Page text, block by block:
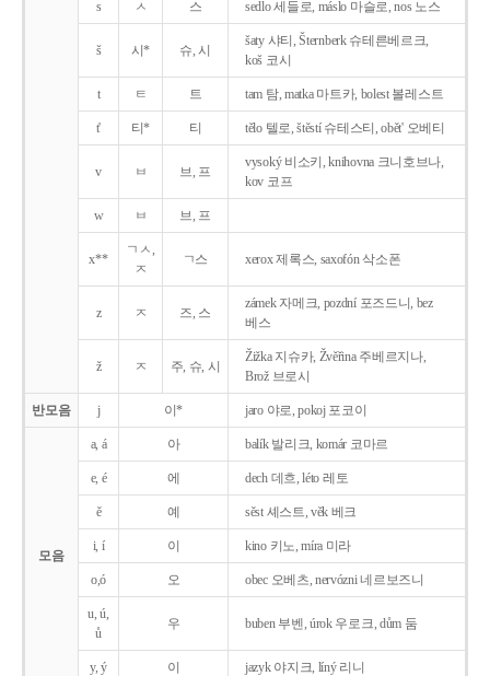
s ㅅ 스 sedlo 세들로, máslo 마슬로, nos 노스
š 시* 슈, 시
šaty 샤티, Šternberk 슈테른베르크,
koš 코시
t ㅌ 트 tam 탐, matka 마트카, bolest 볼레스트
t' 티* 티 tělo 텔로, štěstí 슈테스티, obět' 오베티
v ㅂ 브, 프
vysoký 비소키, knihovna 크니호브나,
kov 코프
w ㅂ 브, 프
x**
ㄱㅅ,
ㅈ
ㄱ스 xerox 제록스, saxofón 삭소폰
z ㅈ 즈, 스
zámek 자메크, pozdní 포즈드니, bez
베스
ž ㅈ 주, 슈, 시
Žižka 지슈카, Žvěřina 주베르지나,
Brož 브로시
반모음 j 이* jaro 야로, pokoj 포코이
모음
a, á 아 balík 발리크, komár 코마르
e, é 에 dech 데흐, léto 레토
ě 예 sěst 셰스트, věk 베크
i, í 이 kino 키노, míra 미라
o,ó 오 obec 오베츠, nervózni 네르보즈니
u, ú,
ů
우 buben 부벤, úrok 우로크, dům 둠
y, ý 이 jazyk야지크, líný 리니